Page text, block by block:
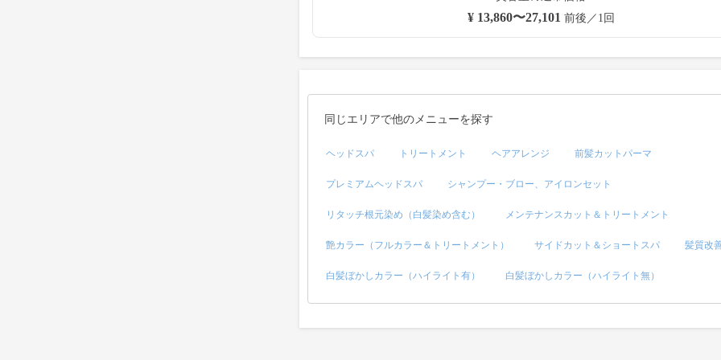
¥ 13,860〜27,101 前後／1回
同じエリアで他のメニューを探す
ヘッドスパ トリートメント ヘアアレンジ 前髪カットパーマ
プレミアムヘッドスパ シャンプー・ブロー、アイロンセット
リタッチ根元染め（白髪染め含む） メンテナンスカット＆トリートメント
艶カラー（フルカラー＆トリートメント） サイドカット＆ショートスパ 髪質改
白髪ぼかしカラー（ハイライト有） 白髪ぼかしカラー（ハイライト無）